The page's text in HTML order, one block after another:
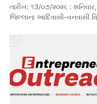
તારીખ: ૧3/૦૭/૨૦૨૬ :
જિલ્લાના આદિવાસી–વનવાસી